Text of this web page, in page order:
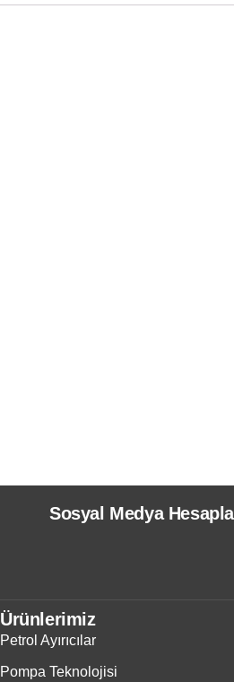
Sosyal Medya
Ürünlerimiz
Petrol Ayırıcılar
Pompa Teknolojisi